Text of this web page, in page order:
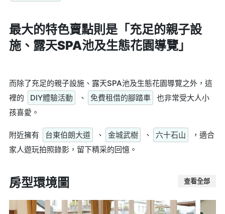
最大的特色賣點則是「充足的親子設
施、露天SPA池及生態花園導覽」
而除了充足的親子設施、露天SPA池及生態花園導覽之外，這
裡的
DIY體驗活動 、 免費租借的腳踏車
也非常受大人小
孩喜愛。
附近擁有 台東伯朗大道 、 金城武樹 、 六十石山
，適合
家人遊玩拍照錄影，留下精采的回憶。
房型環境圖 查看全部